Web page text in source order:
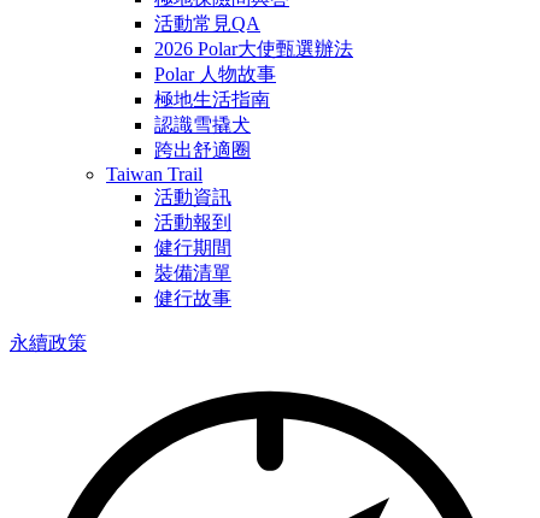
活動常見QA
2026 Polar大使甄選辦法
Polar 人物故事
極地生活指南
認識雪撬犬
跨出舒適圈
Taiwan Trail
活動資訊
活動報到
健行期間
裝備清單
健行故事
永續政策